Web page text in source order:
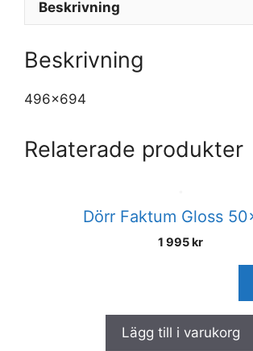
Beskrivning
Beskrivning
496×694
Relaterade produkter
Dörr Faktum Gloss
1 995kr
Lägg till i varukorg